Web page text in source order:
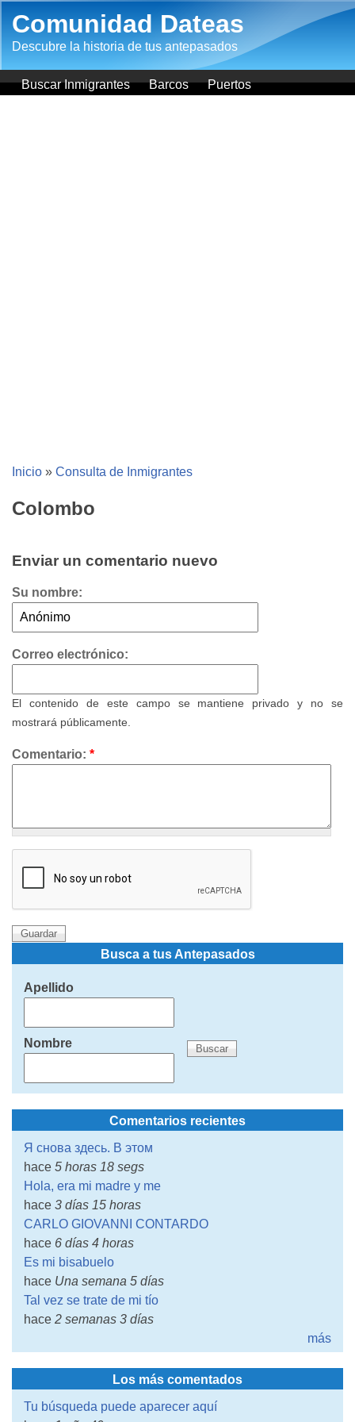
Comunidad Dateas
Descubre la historia de tus antepasados
Buscar Inmigrantes Barcos Puertos
Inicio » Consulta de Inmigrantes
Colombo
Enviar un comentario nuevo
Su nombre:
Correo electrónico:
El contenido de este campo se mantiene privado y no se
mostrará públicamente.
Comentario: *
Busca a tus Antepasados
Apellido
Nombre
Comentarios recientes
Я снова здесь. В этом
hace 5 horas 18 segs
Hola, era mi madre y me
hace 3 días 15 horas
CARLO GIOVANNI CONTARDO
hace 6 días 4 horas
Es mi bisabuelo
hace Una semana 5 días
Tal vez se trate de mi tío
hace 2 semanas 3 días
más
Los más comentados
Tu búsqueda puede aparecer aquí